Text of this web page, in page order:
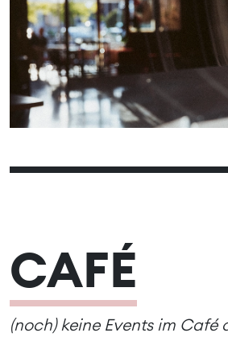
06
07 08 09
13
14 15 16
20
21 22
27
28 29 30
CAFÉ
(noch) keine Events im Café